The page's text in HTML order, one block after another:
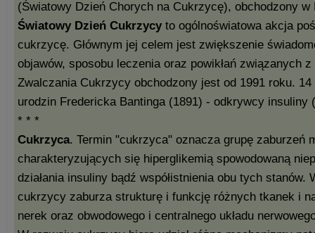
(Światowy Dzień Chorych na Cukrzycę), obchodzony
Światowy Dzień Cukrzycy to ogólnoświatowa akcja
cukrzycę. Głównym jej celem jest zwiększenie
objawów, sposobu leczenia oraz powikłań związanych
Zwalczania Cukrzycy obchodzony jest od 1991 roku.
urodzin Fredericka Bantinga (1891) - odkrywcy insuliny
* * *
Cukrzyca. Termin "cukrzyca" oznacza grupę zaburzeń
charakteryzujących się hiperglikemią spowodowaną
działania insuliny bądź współistnienia obu tych stanów.
cukrzycy zaburza strukturę i funkcję różnych tkanek i
nerek oraz obwodowego i centralnego układu